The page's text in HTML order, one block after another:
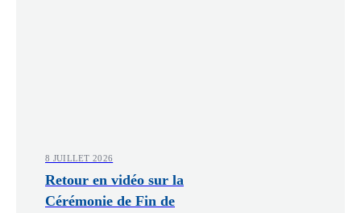
8 JUILLET 2026
Retour en vidéo sur la
Cérémonie de Fin de